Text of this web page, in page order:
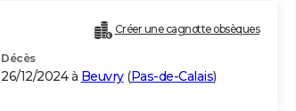
Créer une cagnotte obsèques
Décès
26/12/2024 à Beuvry(Pas-de-Calais)